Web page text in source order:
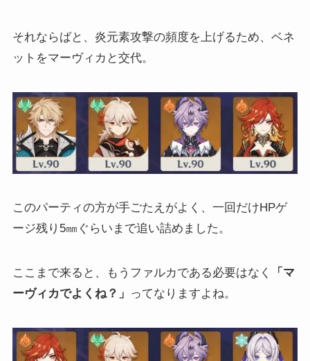
それならばと、炎元素攻撃の頻度を上げるため、ベネ
ットをマーヴィカと交代。
このパーティの方が手ごたえがよく、一回だけHPゲ
ージ残り5㎜ぐらいまで追い詰めました。
ここまで来ると、もうファルカである必要はなく
「マ
ーヴィカでよくね？」 ってなりますよね。